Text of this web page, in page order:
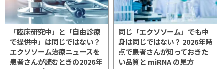
「臨床研究中」と「自由診療
で提供中」は同じではない？
エクソソーム治療ニュースを
患者さんが読むときの2026年
同じ「エクソソーム」でも中
身は同じではない？ 2026年時
点で患者さんが知っておきた
い品質と miRNA の見方